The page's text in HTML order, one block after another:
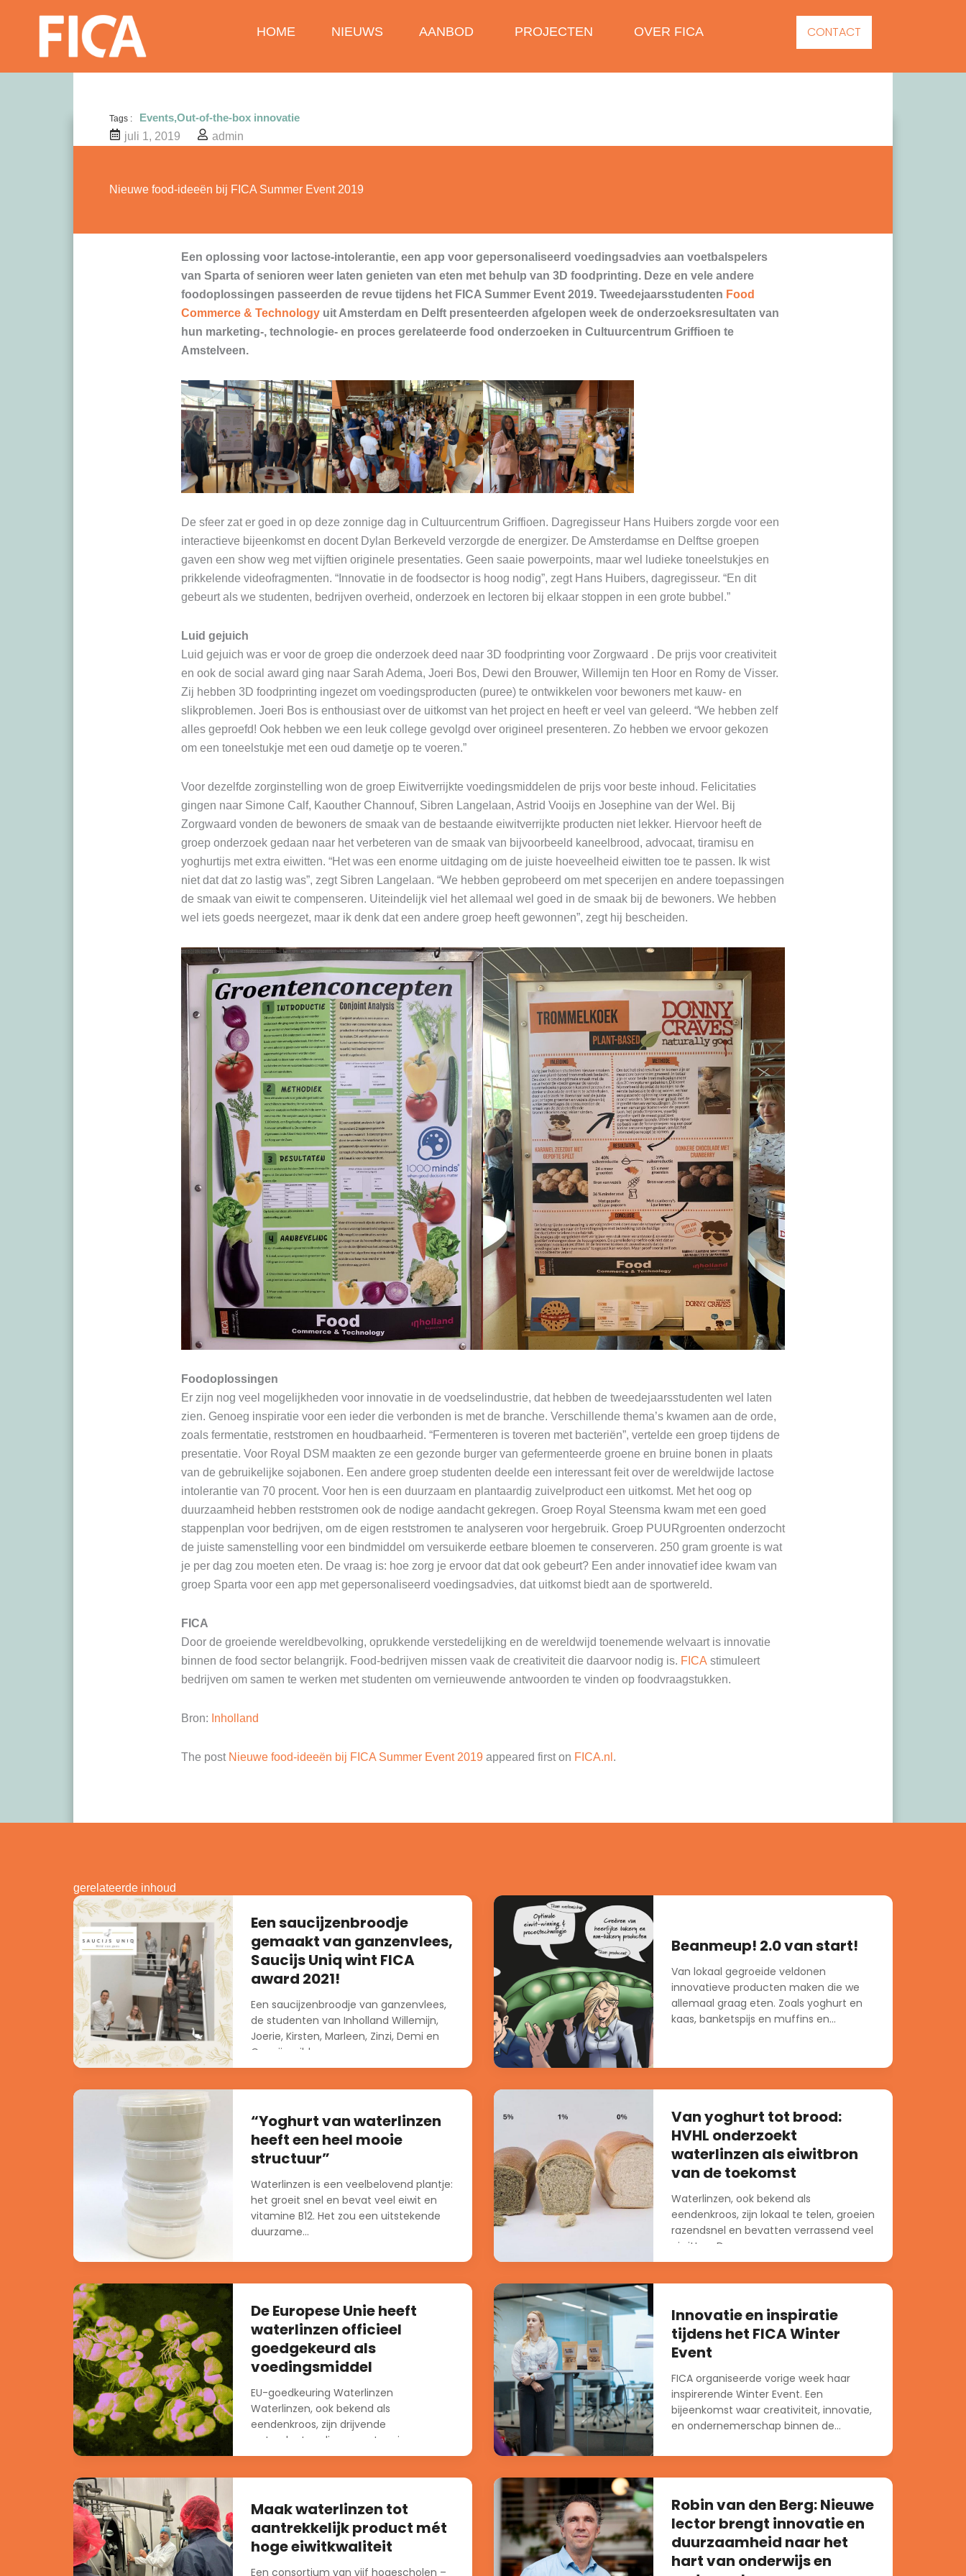
HOME NIEUWS AANBOD PROJECTEN OVER FICA CONTACT
Tags : Events,Out-of-the-box innovatie
juli 1, 2019
admin
Nieuwe food-ideeën bij FICA Summer Event 2019
Een oplossing voor lactose-intolerantie, een app voor gepersonaliseerd voedingsadvies aan voetbalspelers
van Sparta of senioren weer laten genieten van eten met behulp van 3D foodprinting. Deze en vele andere
foodoplossingen passeerden de revue tijdens het FICA Summer Event 2019. Tweedejaarsstudenten Food
Commerce & Technology uit Amsterdam en Delft presenteerden afgelopen week de onderzoeksresultaten van
hun marketing-, technologie- en proces gerelateerde food onderzoeken in Cultuurcentrum Griffioen te
Amstelveen.​
De sfeer zat er goed in op deze zonnige dag in Cultuurcentrum Griffioen. Dagregisseur Hans Huibers zorgde voor een
interactieve bijeenkomst en docent Dylan Berkeveld verzorgde de energizer. De Amsterdamse en Delftse groepen
gaven een show weg met vijftien originele presentaties. Geen saaie powerpoints, maar wel ludieke toneelstukjes en
prikkelende videofragmenten. “Innovatie in de foodsector is hoog nodig”, zegt Hans Huibers, dagregisseur. “En dit
gebeurt als we studenten, bedrijven overheid, onderzoek en lectoren bij elkaar stoppen in een grote bubbel.”
Luid gejuich
Luid gejuich was er voor de groep die onderzoek deed naar 3D foodprinting voor Zorgwaard . De prijs voor creativiteit
en ook de social award ging naar Sarah Adema, Joeri Bos, Dewi den Brouwer, Willemijn ten Hoor en Romy de Visser.
Zij hebben 3D foodprinting ingezet om voedingsproducten (puree) te ontwikkelen voor bewoners met kauw- en
slikproblemen. Joeri Bos is enthousiast over de uitkomst van het project en heeft er veel van geleerd. “We hebben zelf
alles geproefd! Ook hebben we een leuk college gevolgd over origineel presenteren. Zo hebben we ervoor gekozen
om een toneelstukje met een oud dametje op te voeren.”
Voor dezelfde zorginstelling won de groep Eiwitverrijkte voedingsmiddelen de prijs voor beste inhoud. Felicitaties
gingen naar Simone Calf, Kaouther Channouf, Sibren Langelaan, Astrid Vooijs en Josephine van der Wel. Bij
Zorgwaard vonden de bewoners de smaak van de bestaande eiwitverrijkte producten niet lekker. Hiervoor heeft de
groep onderzoek gedaan naar het verbeteren van de smaak van bijvoorbeeld kaneelbrood, advocaat, tiramisu en
yoghurtijs met extra eiwitten. “Het was een enorme uitdaging om de juiste hoeveelheid eiwitten toe te passen. Ik wist
niet dat dat zo lastig was”, zegt Sibren Langelaan. “We hebben geprobeerd om met specerijen en andere toepassingen
de smaak van eiwit te compenseren. Uiteindelijk viel het allemaal wel goed in de smaak bij de bewoners. We hebben
wel iets goeds neergezet, maar ik denk dat een andere groep heeft gewonnen”, zegt hij bescheiden.
Foodoplossingen
Er zijn nog veel mogelijkheden voor innovatie in de voedselindustrie, dat hebben de tweedejaarsstudenten wel laten
zien. Genoeg inspiratie voor een ieder die verbonden is met de branche. Verschillende thema’s kwamen aan de orde,
zoals fermentatie, reststromen en houdbaarheid. “Fermenteren is toveren met bacteriën”, vertelde een groep tijdens de
presentatie. Voor Royal DSM maakten ze een gezonde burger van gefermenteerde groene en bruine bonen in plaats
van de gebruikelijke sojabonen. Een andere groep studenten deelde een interessant feit over de wereldwijde lactose
intolerantie van 70 procent. Voor hen is een duurzaam en plantaardig zuivelproduct een uitkomst. Met het oog op
duurzaamheid hebben reststromen ook de nodige aandacht gekregen. Groep Royal Steensma kwam met een goed
stappenplan voor bedrijven, om de eigen reststromen te analyseren voor hergebruik. Groep PUURgroenten onderzocht
de juiste samenstelling voor een bindmiddel om versuikerde eetbare bloemen te conserveren. 250 gram groente is wat
je per dag zou moeten eten. De vraag is: hoe zorg je ervoor dat dat ook gebeurt? Een ander innovatief idee kwam van
groep Sparta voor een app met gepersonaliseerd voedingsadvies, dat uitkomst biedt aan de sportwereld.
FICA
Door de groeiende wereldbevolking, oprukkende verstedelijking en de wereldwijd toenemende welvaart is innovatie
binnen de food sector belangrijk. Food-bedrijven missen vaak de creativiteit die daarvoor nodig is. FICA stimuleert
bedrijven om samen te werken met studenten om vernieuwende antwoorden te vinden op foodvraagstukken.
Bron: Inholland
The post Nieuwe food-ideeën bij FICA Summer Event 2019 appeared first on FICA.nl .
gerelateerde inhoud
Een saucijzenbroodje
gemaakt van ganzenvlees,
Saucijs Uniq wint FICA
award 2021!
Een saucijzenbroodje van ganzenvlees,
de studenten van Inholland Willemijn,
Joerie, Kirsten, Marleen, Zinzi, Demi en
Cas zijn wild van gans...
Beanmeup! 2.0 van start!
Van lokaal gegroeide veldonen
innovatieve producten maken die we
allemaal graag eten. Zoals yoghurt en
kaas, banketspijs en muffins en...
“Yoghurt van waterlinzen
heeft een heel mooie
structuur”
Waterlinzen is een veelbelovend plantje:
het groeit snel en bevat veel eiwit en
vitamine B12. Het zou een uitstekende
duurzame...
Van yoghurt tot brood:
HVHL onderzoekt
waterlinzen als eiwitbron
van de toekomst
Waterlinzen, ook bekend als
eendenkroos, zijn lokaal te telen, groeien
razendsnel en bevatten verrassend veel
eiwitten. Daarmee vormen ze een...
De Europese Unie heeft
waterlinzen officieel
goedgekeurd als
voedingsmiddel
EU-goedkeuring Waterlinzen
Waterlinzen, ook bekend als
eendenkroos, zijn drijvende
waterplanten die van nature in
stilstaand water groeien. Ze bevatten
Innovatie en inspiratie
tijdens het FICA Winter
Event
FICA organiseerde vorige week haar
inspirerende Winter Event. Een
bijeenkomst waar creativiteit, innovatie,
en ondernemerschap binnen de
Maak waterlinzen tot
aantrekkelijk product mét
hoge eiwitkwaliteit
Een consortium van vijf hogescholen –
Robin van den Berg: Nieuwe
lector brengt innovatie en
duurzaamheid naar het
hart van onderwijs en